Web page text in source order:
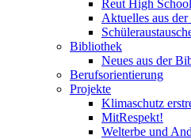
Reut High
Aktuelles aus der
Bibliothek
Neues aus der
Berufsorientierung
Projekte
Klimaschutz
MitRespekt!
Welterbe und